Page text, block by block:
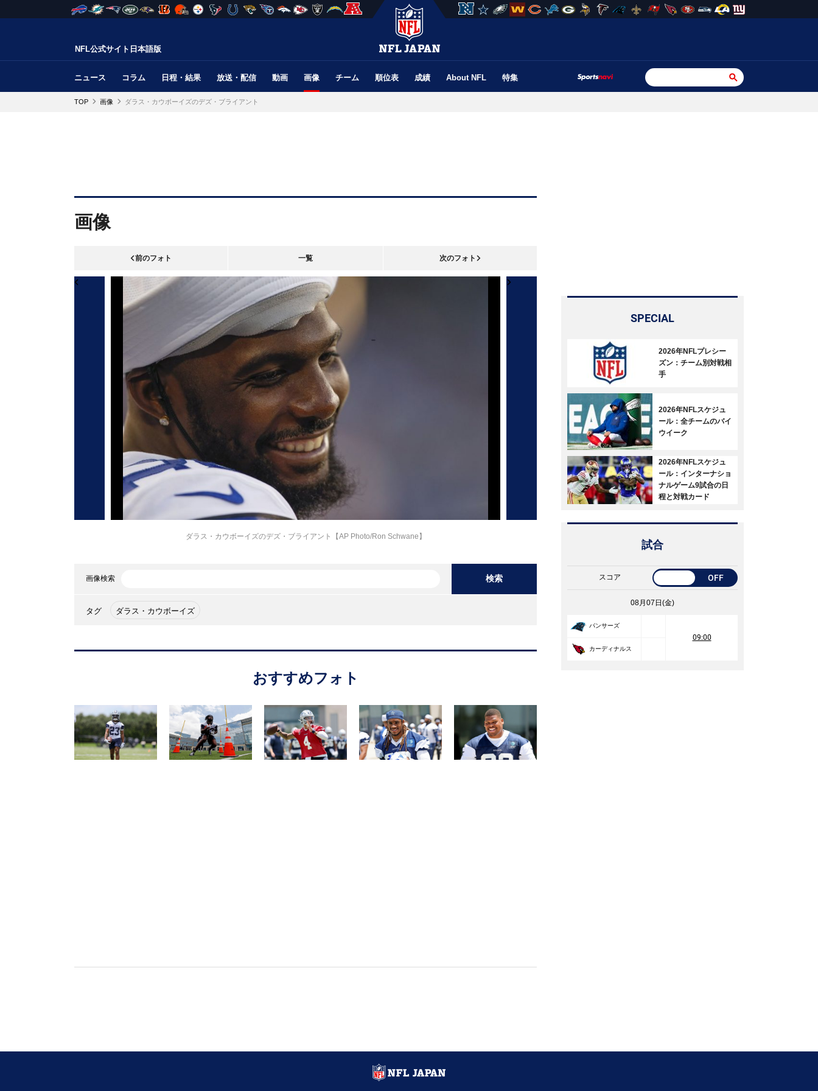
NFL公式サイト日本語版
ニュース コラム 日程・結果 放送・配信 動画 画像 チーム 順位表 成績 About NFL 特集
TOP 画像 ダラス・カウボーイズのデズ・ブライアント
画像
前のフォト 一覧 次のフォト
ダラス・カウボーイズのデズ・ブライアント【AP Photo/Ron Schwane】
画像検索 検索
タグ ダラス・カウボーイズ
おすすめフォト
SPECIAL
2026年NFLプレシー
ズン：チーム別対戦相
手
2026年NFLスケジュ
ール：全チームのバイ
ウイーク
2026年NFLスケジュ
ール：インターナショ
ナルゲーム9試合の日
程と対戦カード
試合
スコア OFF
08月07日(金)
パンサーズ
09:00
カーディナルス